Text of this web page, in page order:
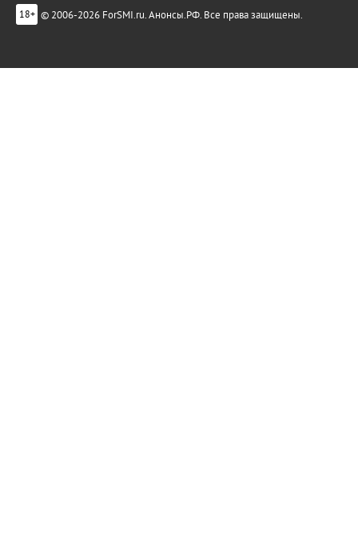
18+ © 2006-2026 ForSMI.ru. Анонсы.РФ. Все права защищены.